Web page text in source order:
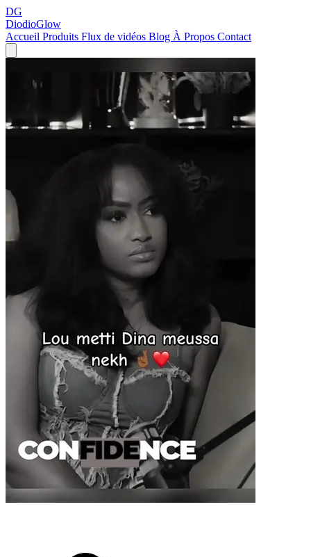
DG
DiodioGlow
Accueil Produits Flux de vidéos Blog À Propos Contact